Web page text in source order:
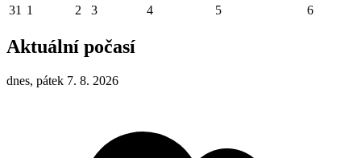
31 1 2 3 4 5 6
Aktuální počasí
dnes, pátek 7. 8. 2026